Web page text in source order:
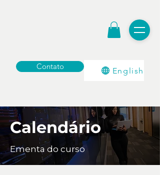
Contato English
Calendário
Ementa do curso